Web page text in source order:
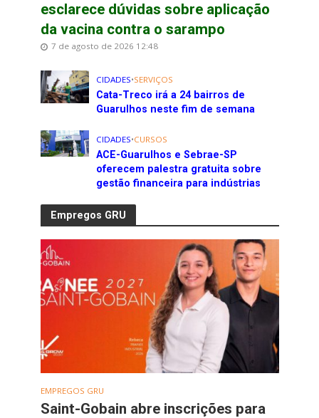
esclarece dúvidas sobre aplicação
da vacina contra o sarampo
7 de agosto de 2026 12:48
CIDADES•SERVIÇOS
Cata-Treco irá a 24 bairros de
Guarulhos neste fim de semana
CIDADES•CURSOS
ACE-Guarulhos e Sebrae-SP
oferecem palestra gratuita sobre
gestão financeira para indústrias
Empregos GRU
EMPREGOS GRU
Saint-Gobain abre inscrições para